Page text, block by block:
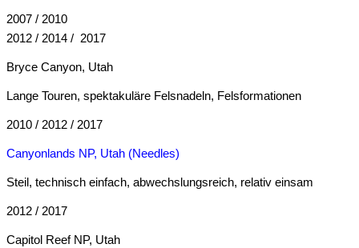
2007 / 2010
2012 / 2014 / 2017
Bryce Canyon, Utah
Lange Touren, spektakuläre Felsnadeln, Felsformationen
2010 / 2012 / 2017
Canyonlands NP, Utah (Needles)
Steil, technisch einfach, abwechslungsreich, relativ einsam
2012 / 2017
Capitol Reef NP, Utah